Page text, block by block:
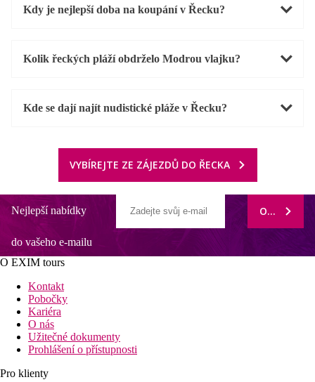
Kdy je nejlepší doba na koupání v Řecku?
Kolik řeckých pláží obdrželo Modrou vlajku?
Kde se dají najít nudistické pláže v Řecku?
VYBÍREJTE ZE ZÁJEZDŮ DO ŘECKA
Nejlepší nabídky
do vašeho e-mailu
ODEBÍRAT
O EXIM tours
Kontakt
Pobočky
Kariéra
O nás
Užitečné dokumenty
Prohlášení o přístupnosti
Pro klienty